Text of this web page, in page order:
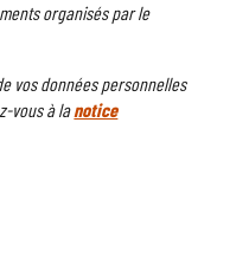
organisés par le
vos données personnelles
vous à lanotice